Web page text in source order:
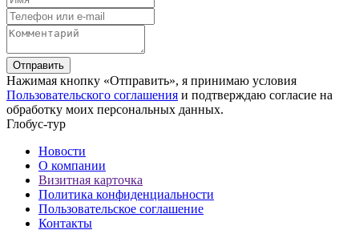
Отправить
Нажимая кнопку «Отправить», я принимаю условия
Пользовательского соглашения и подтверждаю согласие на
обработку моих персональных данных.
Глобус-тур
Новости
О компании
Визитная карточка
Политика конфиденциальности
Пользовательское соглашение
Контакты